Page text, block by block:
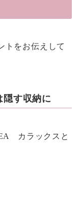
トをお伝えして
隠す収納に
カラックスと